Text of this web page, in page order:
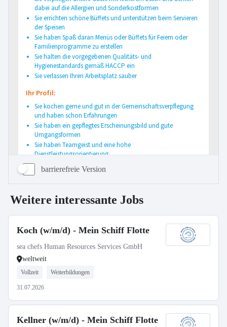
barrierefreie Version
Weitere interessante Jobs
Koch (w/m/d) - Mein Schiff Flotte
sea chefs Human Resources Services GmbH
weltweit
Vollzeit Weiterbildungen
31.07.2026
Kellner (w/m/d) - Mein Schiff Flotte